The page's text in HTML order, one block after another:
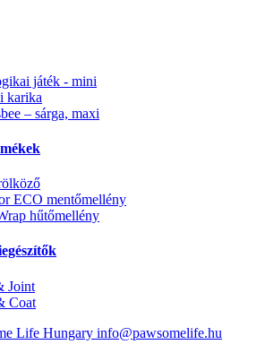
játék - mini
karika
– sárga, maxi
ECO mentőmellény
hűtőmellény
Joint
Coat
Life Hungary info@pawsomelife.hu